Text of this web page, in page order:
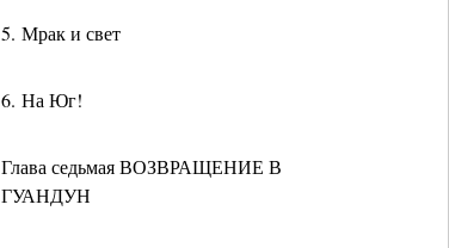
5. Мрак и свет
6. На Юг!
Глава седьмая ВОЗВРАЩЕНИЕ В
ГУАНДУН